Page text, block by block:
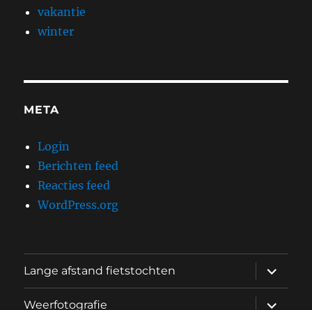
vakantie
winter
META
Login
Berichten feed
Reacties feed
WordPress.org
Lange afstand fietstochten
Weerfotografie